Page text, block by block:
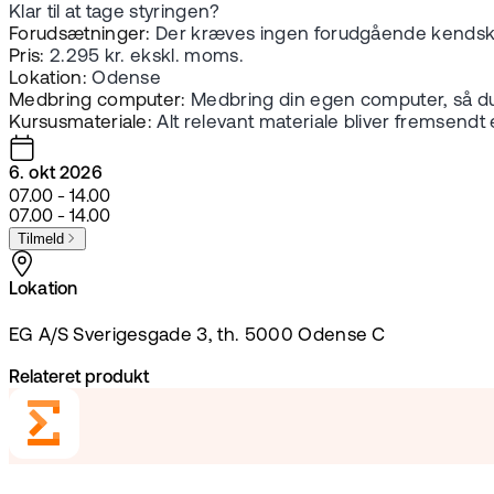
Klar til at tage styringen?
Forudsætninger: Der kræves ingen forudgående
Pris: 2.295 kr. ekskl. moms.
Lokation: Odense
Medbring computer: Medbring din egen computer, så
Kursusmateriale: Alt relevant materiale bliver fremsendt
6. okt 2026
07.00 - 14.00
07.00 - 14.00
Tilmeld
Lokation
EG A/S Sverigesgade 3, th. 5000 Odense C
Relateret produkt